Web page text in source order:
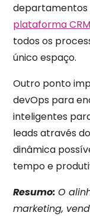
departamentos
plataforma
todos os
único espaço.
Outro ponto
devOps para
inteligentes
leads através
dinâmica
tempo e
Resumo:O
marketing,